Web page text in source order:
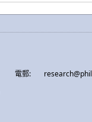
電郵: